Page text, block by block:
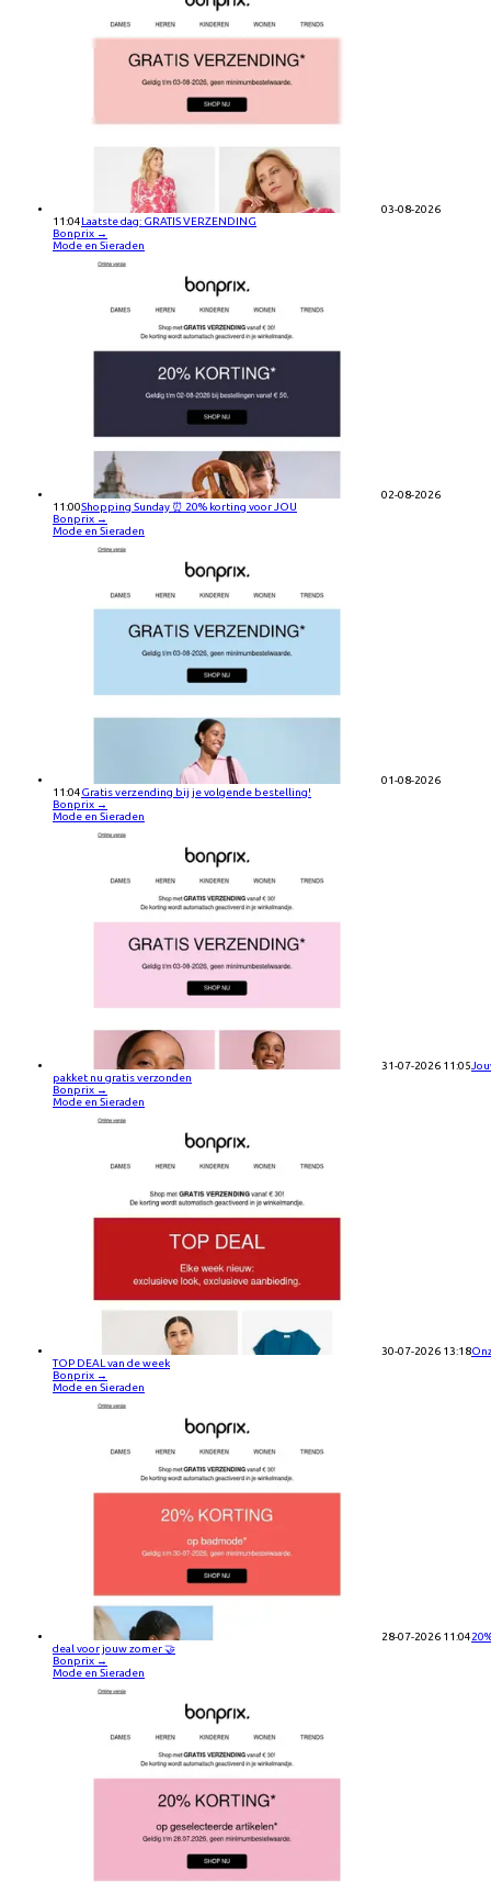
03-08-2026
11:04Laatste dag: GRATIS VERZENDING
Bonprix →
Mode en Sieraden
02-08-2026
11:00Shopping Sunday ⏰ 20% korting voor JOU
Bonprix →
Mode en Sieraden
01-08-2026
11:04Gratis verzending bij je volgende bestelling!
Bonprix →
Mode en Sieraden
31-07-2026 11:05
pakket nu gratis verzonden
Bonprix →
Mode en Sieraden
30-07-2026 13:18
TOP DEAL van de week
Bonprix →
Mode en Sieraden
28-07-2026 11:04
deal voor jouw zomer 🤝
Bonprix →
Mode en Sieraden